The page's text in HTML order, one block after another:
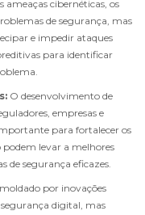
ameaças cibernéticas, os
de segurança, mas
e impedir ataques
para identificar
O desenvolvimento de
empresas e
para fortalecer os
podem levar a melhores
de segurança eficazes.
por inovações
digital, mas